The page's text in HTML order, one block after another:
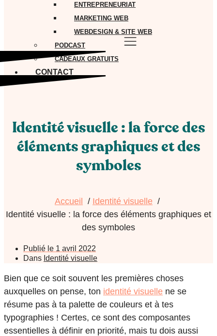
ENTREPRENEURIAT
MARKETING WEB
WEBDESIGN & SITE WEB
PODCAST
CADEAUX GRATUITS
CONTACT
Identité visuelle : la force des
éléments graphiques et des
symboles
Accueil
Identité visuelle
Identité visuelle : la force des éléments graphiques et
des symboles
Publié le 1 avril 2022
Dans Identité visuelle
Bien que ce soit souvent les premières choses
auxquelles on pense, ton identité visuelle ne se
résume pas à ta palette de couleurs et à tes
typographies ! Certes, ce sont des composantes
essentielles à définir en priorité, mais tu dois aussi